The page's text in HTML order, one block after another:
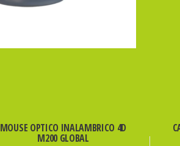
MOUSE OPTICO INALAMBRICO 4D
M200 GLOBAL